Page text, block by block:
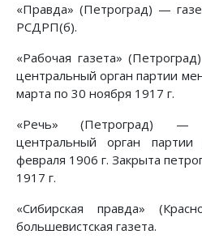
«Правда» (Петроград) —
РСДРП(б).
«Рабочая газета»
центральный орган партии
марта по 30 ноября 1917 г.
«Речь» (Петроград) —
центральный орган
февраля 1906 г. Закрыта
1917 г.
«Сибирская правда»
большевистская газета.